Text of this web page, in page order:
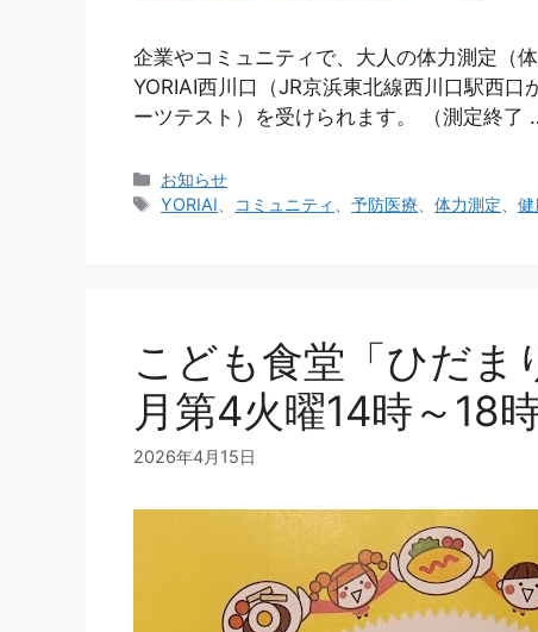
企業やコミュニティで、大人の体力測定（
YORIAI西川口（JR京浜東北線西川口駅西
ーツテスト）を受けられます。 （測定終了
カ
テ
お知らせ
タ
YORIAI コミュニティ 、予防医療 、体力測定 、健
こども食堂「ひだま
月第4火曜14時～18時
2026年4月15日